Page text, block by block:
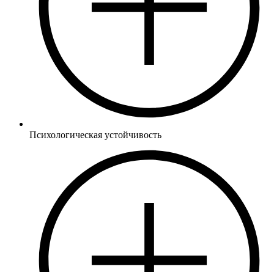
Психологическая устойчивость